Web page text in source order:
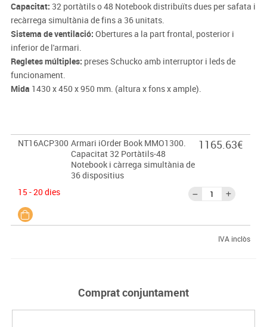
Capacitat: 32 portàtils o 48 Notebook distribuïts dues per safata i
recàrrega simultània de fins a 36 unitats.
Sistema de ventilació: Obertures a la part frontal, posterior i
inferior de l'armari.
Regletes múltiples: preses Schucko amb interruptor i leds de
funcionament.
Mida 1430 x 450 x 950 mm. (altura x fons x ample).
NT16ACP300 Armari iOrder Book MMO1300.
Capacitat 32 Portàtils-48
Notebook i càrrega simultània de
36 dispositius
15 - 20 dies
1165.63€
IVA inclòs
Comprat conjuntament